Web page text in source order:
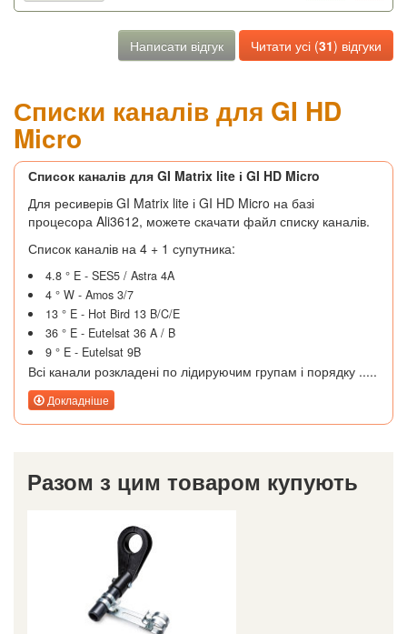
Написати відгук Читати усі (31) відгуки
Списки каналів для GI HD
Micro
Список каналів для GI Matrix lite і GI HD Micro
Для ресиверів GI Matrix lite і GI HD Micro на базі
процесора Ali3612, можете скачати файл списку каналів.
Список каналів на 4 + 1 супутника:
4.8 ° E - SES5 / Astra 4A
4 ° W - Amos 3/7
13 ° E - Hot Bird 13 B/C/E
36 ° E - Eutelsat 36 A / B
9 ° E - Eutelsat 9B
Всі канали розкладені по лідируючим групам і порядку .....
Докладніше
Разом з цим товаром купують